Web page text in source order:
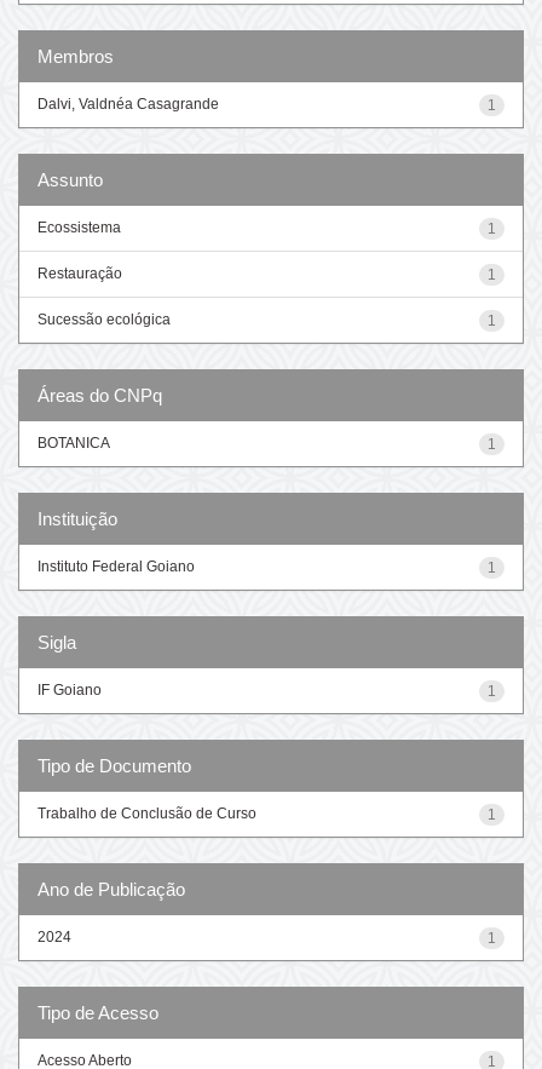
Membros
1
Dalvi, Valdnéa Casagrande
Assunto
1
Ecossistema
1
Restauração
1
Sucessão ecológica
Áreas do CNPq
1
BOTANICA
Instituição
1
Instituto Federal Goiano
Sigla
1
IF Goiano
Tipo de Documento
1
Trabalho de Conclusão de Curso
Ano de Publicação
1
2024
Tipo de Acesso
1
Acesso Aberto